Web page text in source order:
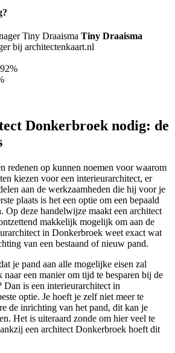
Tiny Draaisma
bij architectenkaart.nl
92%
Donkerbroek nodig: de
redenen op kunnen noemen voor waarom
kiezen voor een interieurarchitect, er
aan de werkzaamheden die hij voor je
plaats is het een optie om een bepaald
Op deze handelwijze maakt een architect
makkelijk mogelijk om aan de
in Donkerbroek weet exact wat
van een bestaand of nieuw pand.
je pand aan alle mogelijke eisen zal
een manier om tijd te besparen bij de
is een interieurarchitect in
optie. Je hoeft je zelf niet meer te
de inrichting van het pand, dit kan je
Het is uiteraard zonde om hier veel te
een architect Donkerbroek hoeft dit